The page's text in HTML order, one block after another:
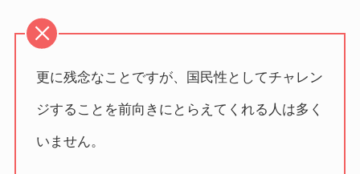
更に残念なことですが、国民性としてチャレン
ジすることを前向きにとらえてくれる人は多く
いません。